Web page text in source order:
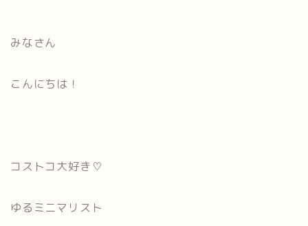
みなさん
こんにちは！
コストコ大好き♡
ゆるミニマリスト